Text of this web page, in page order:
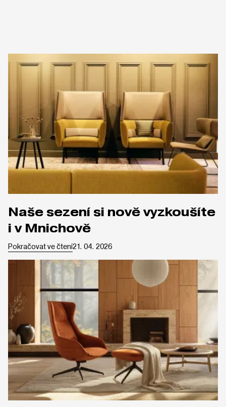
Naše sezení si nově vyzkoušíte
i v Mnichově
Pokračovat ve čtení21. 04. 2026